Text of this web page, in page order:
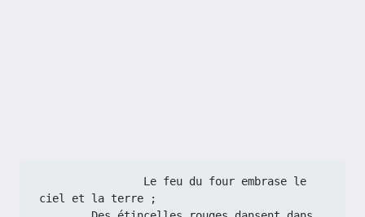
ciel et la terre ;